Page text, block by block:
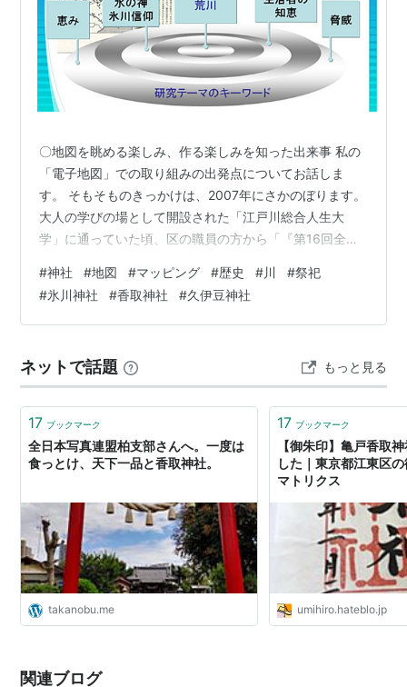
〇地図を眺める楽しみ、作る楽しみを知った出来事 私の
「電子地図」での取り組みの出発点についてお話しま
す。 そもそものきっかけは、2007年にさかのぼります。
大人の学びの場として開設された「江戸川総合人生大
学」に通っていた頃、区の職員の方から「『第16回全国
受けたことが始まりでした。 テーマ探しに悩みながら、
「荒川に関連する何か、私たちの生活に関わるよもやま
話はないか……」と漠然と考えていたとき、たまたま放送
は、「氷川神社が荒川周辺に多く建立されており、水の
脅威に対する守り神としての存在であった…
#神社 #地図 #マッピング #歴史 #川 #祭祀
#氷川神社 #香取神社 #久伊豆神社
ネットで話題 もっと見る
17 ブックマーク
全日本写真連盟柏支部さんへ。一度は
食っとけ、天下一品と香取神社。
takanobu.me
17 ブックマーク
【御朱印】亀戸香取
した｜東京都江東区
マトリクス
umihiro.hateblo.jp
関連ブログ